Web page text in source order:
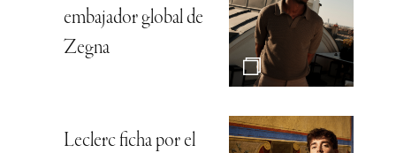
embajador global de
Zegna
Leclerc ficha por el